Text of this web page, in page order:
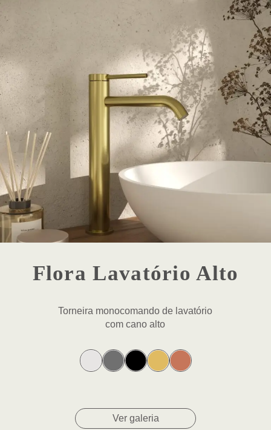
1 - Destaque
Flora Lavatório Alto
Torneira monocomando de lavatório
com cano alto
Ver galeria